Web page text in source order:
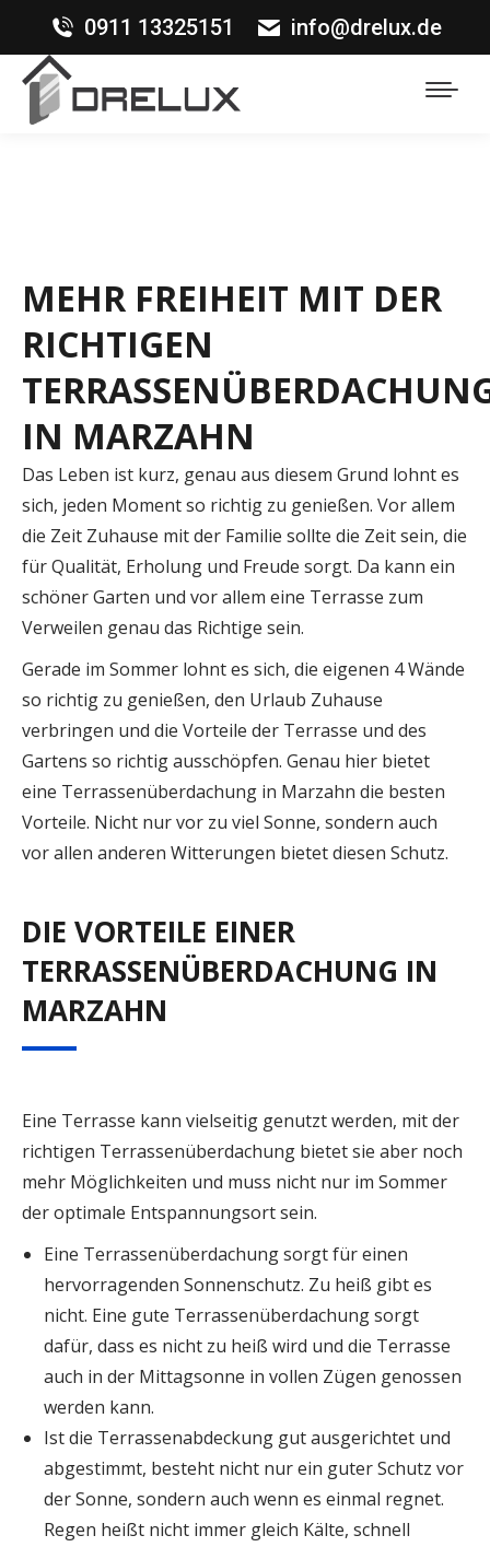
0911 13325151 info@drelux.de
MEHR FREIHEIT MIT DER
RICHTIGEN
IN MARZAHN
Das Leben ist kurz, genau aus diesem Grund lohnt es
sich, jeden Moment so richtig zu genießen. Vor allem
die Zeit Zuhause mit der Familie sollte die Zeit sein, die
für Qualität, Erholung und Freude sorgt. Da kann ein
schöner Garten und vor allem eine Terrasse zum
Verweilen genau das Richtige sein.
Gerade im Sommer lohnt es sich, die eigenen 4 Wände
so richtig zu genießen, den Urlaub Zuhause
verbringen und die Vorteile der Terrasse und des
Gartens so richtig ausschöpfen. Genau hier bietet
eine Terrassenüberdachung in Marzahn die besten
Vorteile. Nicht nur vor zu viel Sonne, sondern auch
vor allen anderen Witterungen bietet diesen Schutz.
DIE VORTEILE EINER
TERRASSENÜBERDACHUNG IN
MARZAHN
Eine Terrasse kann vielseitig genutzt werden, mit der
richtigen Terrassenüberdachung bietet sie aber noch
mehr Möglichkeiten und muss nicht nur im Sommer
der optimale Entspannungsort sein.
Eine Terrassenüberdachung sorgt für einen
hervorragenden Sonnenschutz. Zu heiß gibt es
nicht. Eine gute Terrassenüberdachung sorgt
dafür, dass es nicht zu heiß wird und die Terrasse
auch in der Mittagsonne in vollen Zügen genossen
werden kann.
Ist die Terrassenabdeckung gut ausgerichtet und
abgestimmt, besteht nicht nur ein guter Schutz vor
der Sonne, sondern auch wenn es einmal regnet.
Regen heißt nicht immer gleich Kälte, schnell